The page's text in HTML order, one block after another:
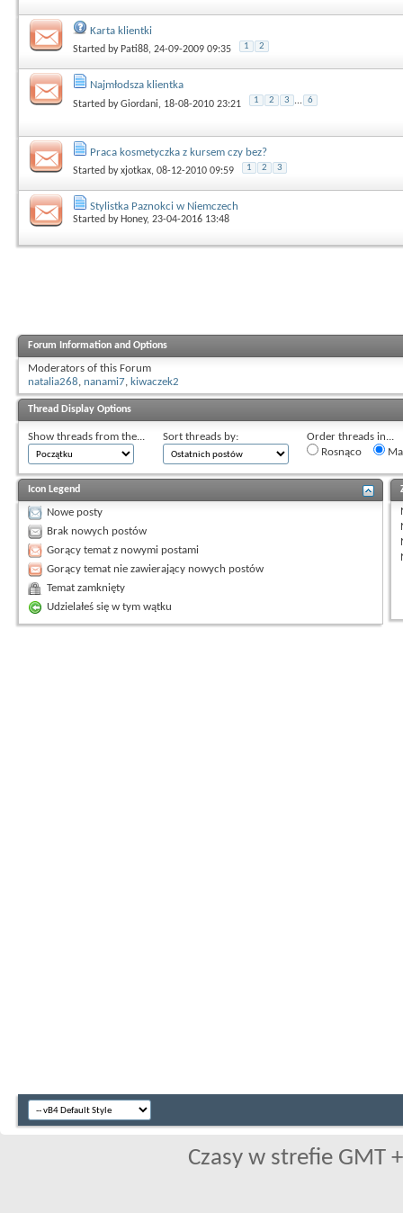
Karta klientki
Started by Pati88, 24-09-2009 09:35 1 2
Najmłodsza klientka
Started byGiordani, 18-08-2010 23:21 1 2 3 ... 6
Praca kosmetyczka z kursem czy bez?
Started byxjotkax, 08-12-2010 09:59 1 2 3
Stylistka Paznokci w Niemczech
Started by Honey, 23-04-2016 13:48
Forum Information and Options
Moderators of this Forum
natalia268, nanami7, kiwaczek2
Thread Display Options
Show threads from the... Sort threads by:
Order threads in...
Rosnąco
Icon Legend
Nowe posty
Brak nowych postów
Gorący temat z nowymi postami
Gorący temat nie zawierający nowych postów
Temat zamknięty
Udzielałeś się w tym wątku
Czasy w strefie GMT